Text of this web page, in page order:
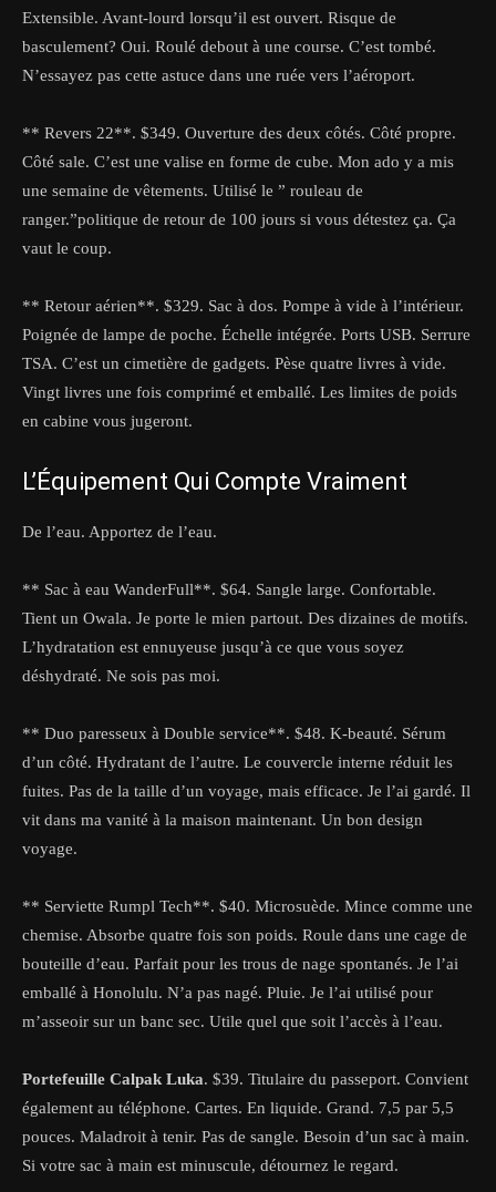
Extensible. Avant-lourd lorsqu’il est ouvert. Risque de
basculement? Oui. Roulé debout à une course. C’est tombé.
N’essayez pas cette astuce dans une ruée vers l’aéroport.
** Revers 22**. $349. Ouverture des deux côtés. Côté propre.
Côté sale. C’est une valise en forme de cube. Mon ado y a mis
une semaine de vêtements. Utilisé le ” rouleau de
ranger.”politique de retour de 100 jours si vous détestez ça. Ça
vaut le coup.
** Retour aérien**. $329. Sac à dos. Pompe à vide à l’intérieur.
Poignée de lampe de poche. Échelle intégrée. Ports USB. Serrure
TSA. C’est un cimetière de gadgets. Pèse quatre livres à vide.
Vingt livres une fois comprimé et emballé. Les limites de poids
en cabine vous jugeront.
L’Équipement Qui Compte Vraiment
De l’eau. Apportez de l’eau.
** Sac à eau WanderFull**. $64. Sangle large. Confortable.
Tient un Owala. Je porte le mien partout. Des dizaines de motifs.
L’hydratation est ennuyeuse jusqu’à ce que vous soyez
déshydraté. Ne sois pas moi.
** Duo paresseux à Double service**. $48. K-beauté. Sérum
d’un côté. Hydratant de l’autre. Le couvercle interne réduit les
fuites. Pas de la taille d’un voyage, mais efficace. Je l’ai gardé. Il
vit dans ma vanité à la maison maintenant. Un bon design
voyage.
** Serviette Rumpl Tech**. $40. Microsuède. Mince comme une
chemise. Absorbe quatre fois son poids. Roule dans une cage de
bouteille d’eau. Parfait pour les trous de nage spontanés. Je l’ai
emballé à Honolulu. N’a pas nagé. Pluie. Je l’ai utilisé pour
m’asseoir sur un banc sec. Utile quel que soit l’accès à l’eau.
Portefeuille Calpak Luka. $39. Titulaire du passeport. Convient
également au téléphone. Cartes. En liquide. Grand. 7,5 par 5,5
pouces. Maladroit à tenir. Pas de sangle. Besoin d’un sac à main.
Si votre sac à main est minuscule, détournez le regard.